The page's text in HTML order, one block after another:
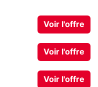
Voir l'offre
Voir l'offre
Voir l'offre